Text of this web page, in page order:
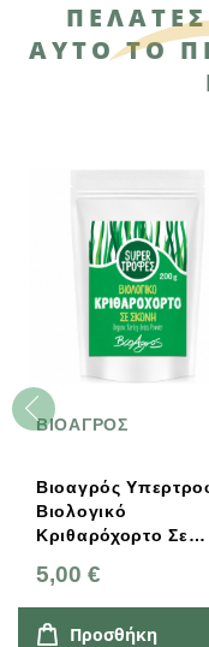
ΑΥΤΌ ΤΟ
ΒΙΟΑΓΡΟΣ
Βιοαγρός
Βιολογικό
Κριθαρόχορτο Σε
5,00 €
Προσθήκη